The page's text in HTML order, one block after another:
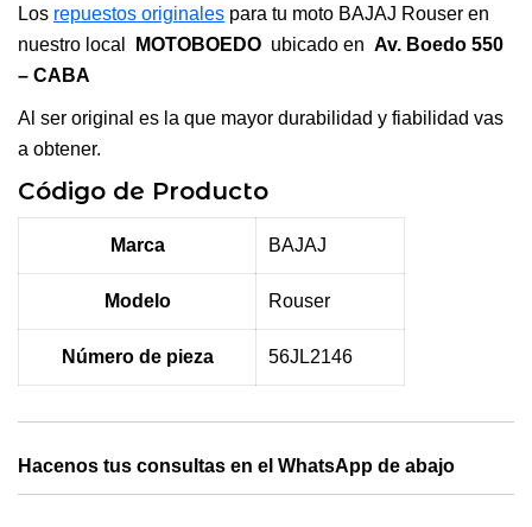
Los repuestos originales para tu moto BAJAJ Rouser en
nuestro local
MOTOBOEDO ubicado en Av. Boedo 550
– CABA
Al ser original es la que mayor durabilidad y fiabilidad vas
a obtener.
Código de Producto
Marca BAJAJ
Modelo Rouser
Número de pieza 56JL2146
Hacenos tus consultas en el WhatsApp de abajo